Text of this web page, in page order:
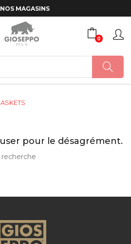
NOS MAGASINS
0
pour le désagrément.